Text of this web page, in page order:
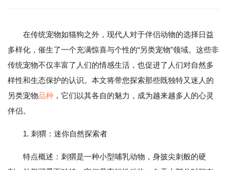
在传统宠物如猫狗之外，现代人对于伴侣动物的选择日益
多样化，催生了一个充满惊喜与个性的“另类宠物”领域。这些非
传统宠物不仅丰富了人们的情感生活，也促进了人们对自然多
样性和生态保护的认识。本文将带您探索那些既独特又迷人的
另类宠物品种 ，它们以其各自的魅力，成为越来越多人的心灵
伴侣。
1. 刺猬：迷你自然探索者
特点概述：刺猬是一种小型哺乳动物，身披尖刺般的硬